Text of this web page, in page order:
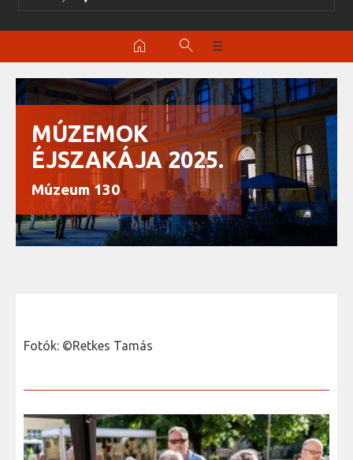
home search ☰
MÚZEMOK
ÉJSZAKÁJA 2025.
Múzeum 130
Fotók: ©Retkes Tamás